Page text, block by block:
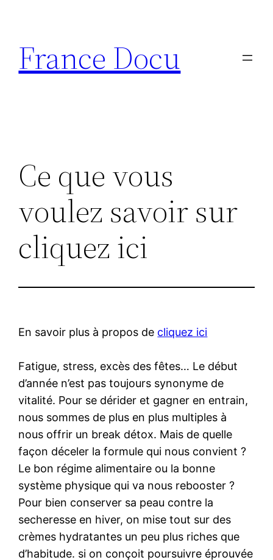
contenu
France Docu
Ce que vous
voulez savoir sur
cliquez ici
En savoir plus à propos de cliquez ici
Fatigue, stress, excès des fêtes… Le début
d’année n’est pas toujours synonyme de
vitalité. Pour se dérider et gagner en entrain,
nous sommes de plus en plus multiples à
nous offrir un break détox. Mais de quelle
façon déceler la formule qui nous convient ?
Le bon régime alimentaire ou la bonne
système physique qui va nous rebooster ?
Pour bien conserver sa peau contre la
secheresse en hiver, on mise tout sur des
crèmes hydratantes un peu plus riches que
d’habitude. si on conçoit poursuivre éprouvée